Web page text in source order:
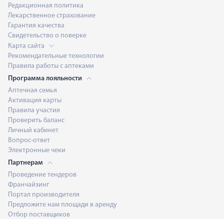
Редакционная политика
Лекарственное страхование
Гарантия качества
Свидетельство о поверке
Карта сайта
Рекомендательные технологии
Правила работы с аптеками
Программа лояльности
Аптечная семья
Активация карты
Правила участия
Проверить баланс
Личный кабинет
Вопрос-ответ
Электронные чеки
Партнерам
Проведение тендеров
Франчайзинг
Портал производителя
Предложите нам площади в аренду
Отбор поставщиков